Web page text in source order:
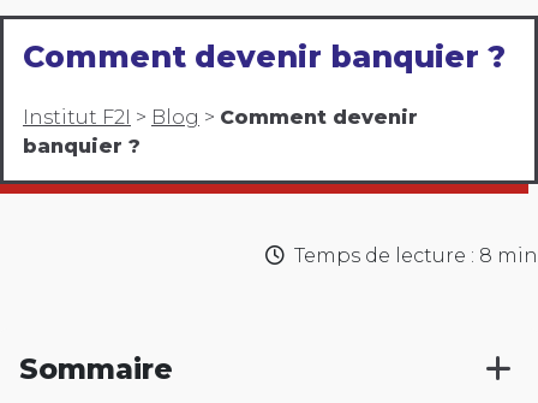
Comment devenir banquier ?
Institut F2I > Blog > Comment devenir
banquier ?
Temps de lecture : 8 min
Sommaire